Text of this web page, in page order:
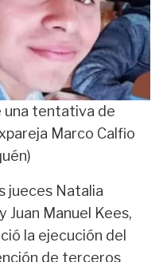
una tentativa de
Marco Calfio
jueces Natalia
Juan Manuel Kees,
la ejecución del
de terceros